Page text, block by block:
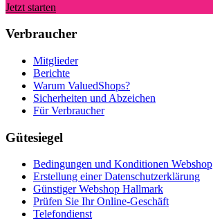
Jetzt starten
Verbraucher
Mitglieder
Berichte
Warum ValuedShops?
Sicherheiten und Abzeichen
Für Verbraucher
Gütesiegel
Bedingungen und Konditionen Webshop
Erstellung einer Datenschutzerklärung
Günstiger Webshop Hallmark
Prüfen Sie Ihr Online-Geschäft
Telefondienst